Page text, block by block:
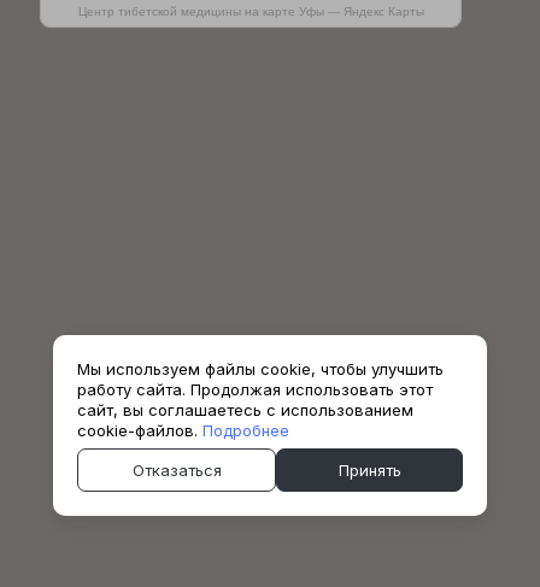
Центр тибетской медицины на карте Уфы — Яндекс Карты
Мы используем файлы cookie, чтобы улучшить
работу сайта. Продолжая использовать этот
сайт, вы соглашаетесь с использованием
cookie-файлов. Подробнее
Отказаться Принять